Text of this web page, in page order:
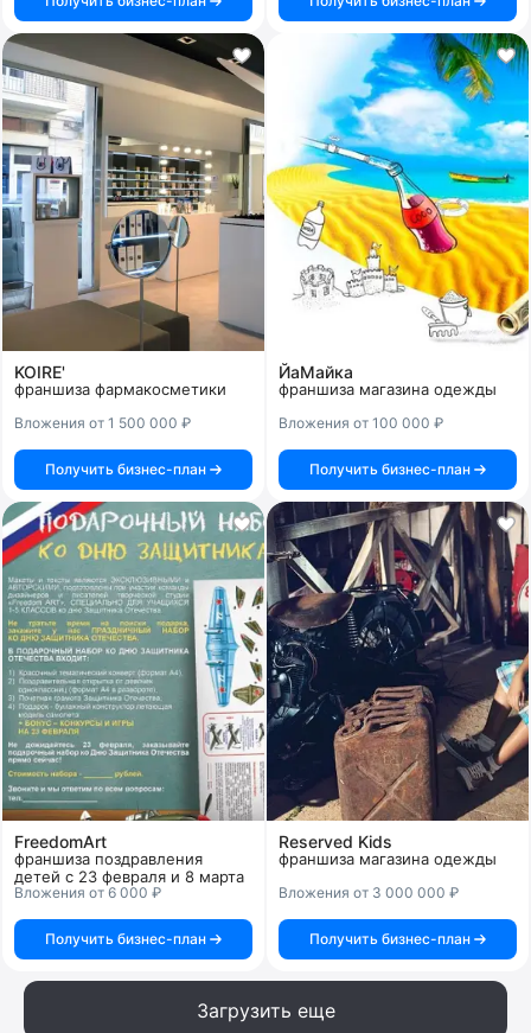
KOIRE'
франшиза фармакосметики
Вложения от 1 500 000 ₽
Получить бизнес-план
ЙаМайка
франшиза магазина одежды
Вложения от 100 000 ₽
Получить бизнес-план
FreedomArt
франшиза поздравления
детей с 23 февраля и 8 марта
Вложения от 6 000 ₽
Получить бизнес-план
Reserved Kids
франшиза магазина одежды
Вложения от 3 000 000 ₽
Получить бизнес-план
Загрузить еще